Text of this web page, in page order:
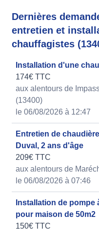
Dernières
entretien et
chauffagistes
Installation d'une
174€ TTC
aux alentours de
(13400)
le 06/08/2026 à 12:47
Entretien de
Duval, 2 ans d'âge
209€ TTC
aux alentours de
le 06/08/2026 à 07:46
Installation de pompe
pour maison de 50m2
150€ TTC